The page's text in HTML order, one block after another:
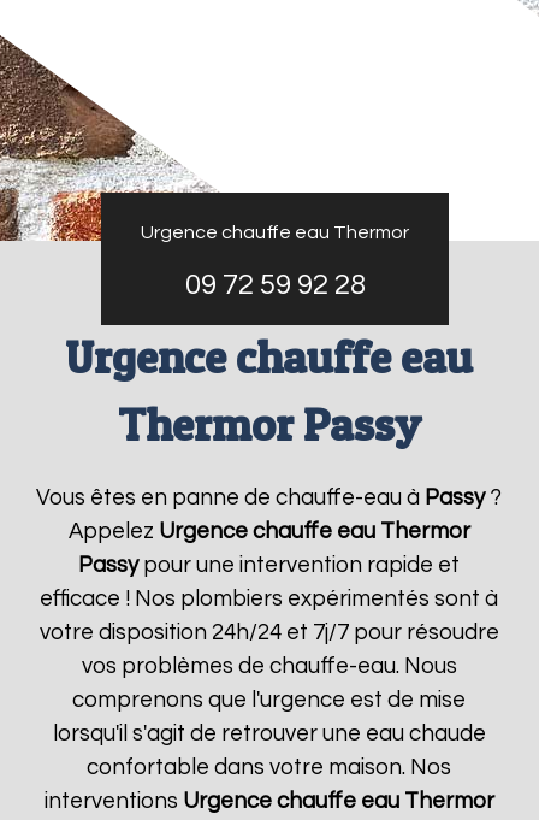
Urgence chauffe eau Thermor
09 72 59 92 28
Urgence chauffe eau
Thermor Passy
Vous êtes en panne de chauffe-eau à Passy?
Appelez Urgence chauffe eau Thermor
Passypour une intervention rapide et
efficace ! Nos plombiers expérimentés sont à
votre disposition 24h/24 et 7j/7 pour résoudre
vos problèmes de chauffe-eau. Nous
comprenons que l'urgence est de mise
lorsqu'il s'agit de retrouver une eau chaude
confortable dans votre maison. Nos
interventions Urgence chauffe eau Thermor